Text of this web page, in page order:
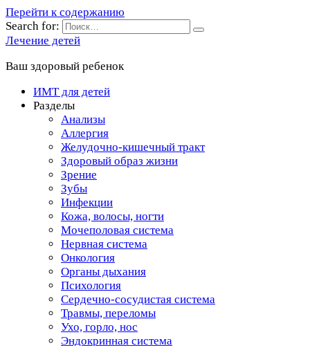
Перейти к содержанию
Search for:
Лечение детей
Ваш здоровый ребенок
ИМТ для детей
Разделы
Анализы
Аллергия
Желудочно-кишечный тракт
Здоровый образ жизни
Зрение
Зубы
Инфекции
Кожа, волосы, ногти
Мочеполовая система
Нервная система
Онкология
Органы дыхания
Психология
Сердечно-сосудистая система
Травмы, переломы
Ухо, горло, нос
Эндокринная система